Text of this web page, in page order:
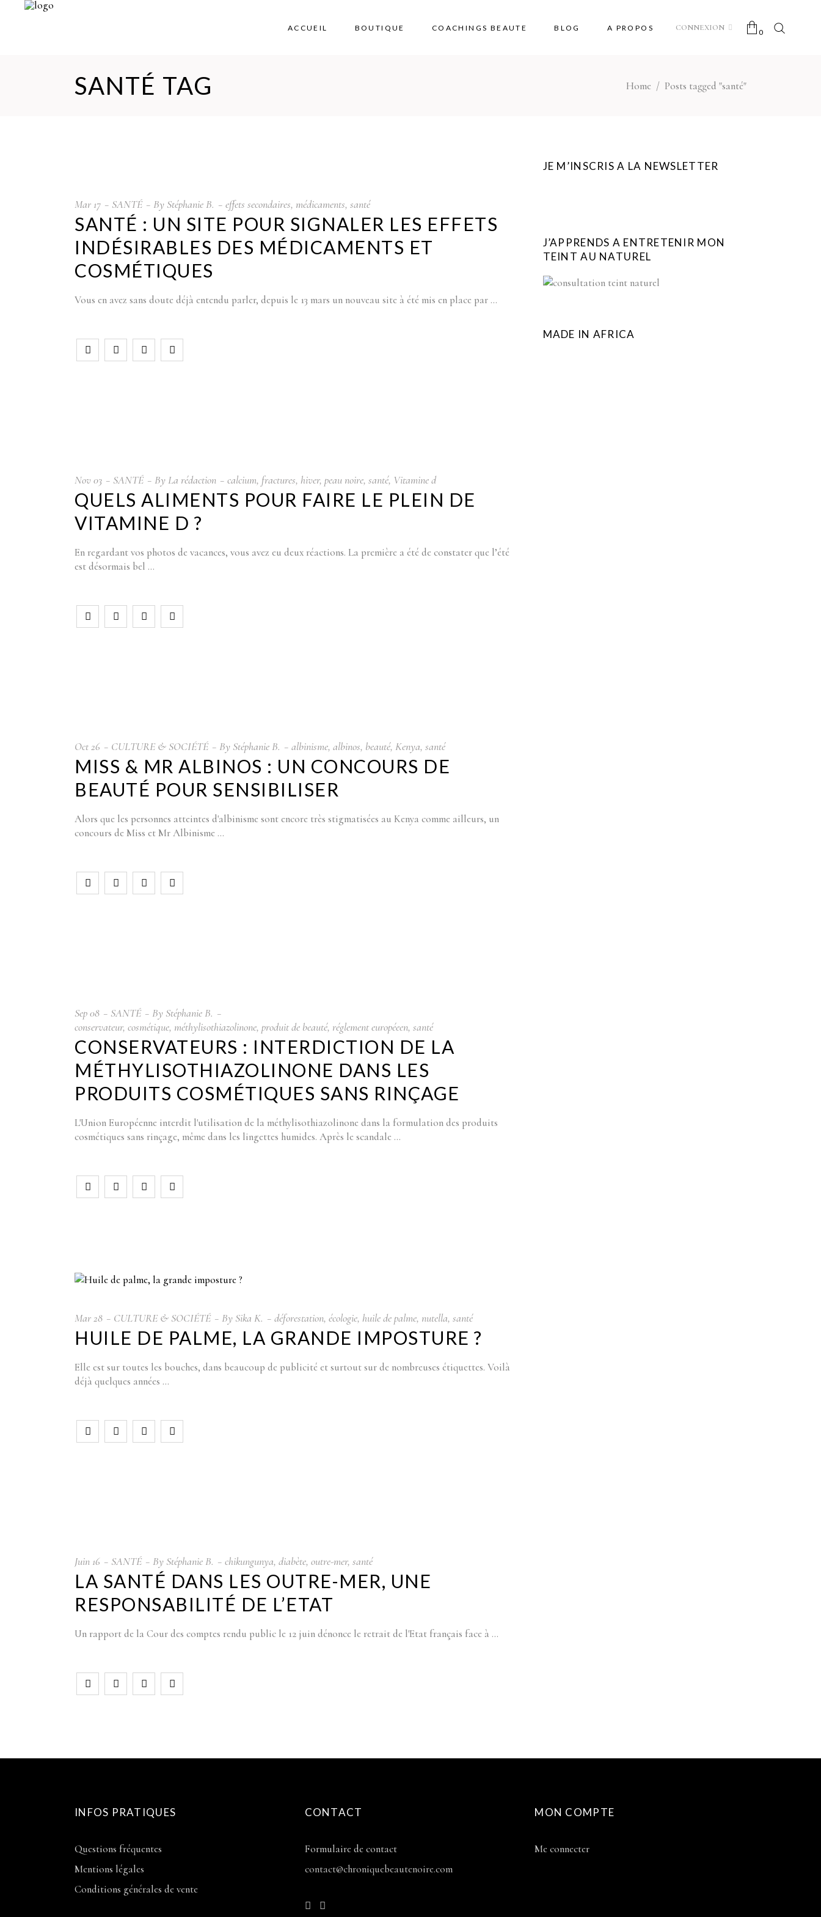
ACCUEIL BOUTIQUE COACHINGS BEAUTE BLOG A PROPOS CONNEXION 0
No products in the cart.
SANTÉ TAG Home / Posts tagged "santé"
Mar 17 SANTÉ By Stéphanie B. effets secondaires, médicaments, santé
SANTÉ : UN SITE POUR SIGNALER LES EFFETS
INDÉSIRABLES DES MÉDICAMENTS ET
COSMÉTIQUES
Vous en avez sans doute déjà entendu parler, depuis le 13 mars un nouveau site à été mis en place par
Nov03 SANTÉ By La rédaction calcium, fractures, hiver, peau noire, santé, Vitamine d
QUELS ALIMENTS POUR FAIRE LE PLEIN DE
VITAMINE D ?
En regardant vos photos de vacances, vous avez eu deux réactions. La première a été de constater que l’été
est désormais bel
Oct26 CULTURE & SOCIÉTÉ By Stéphanie B. albinisme, albinos, beauté, Kenya, santé
MISS & MR ALBINOS : UN CONCOURS DE
BEAUTÉ POUR SENSIBILISER
Alors que les personnes atteintes d'albinisme sont encore très stigmatisées au Kenya comme ailleurs, un
concours de Miss et Mr Albinisme
Sep08 SANTÉ By Stéphanie B.
conservateur, cosmétique, méthylisothiazolinone, produit de beauté, réglement européeen, santé
CONSERVATEURS : INTERDICTION DE LA
MÉTHYLISOTHIAZOLINONE DANS LES
PRODUITS COSMÉTIQUES SANS RINÇAGE
L'Union Européenne interdit l'utilisation de la méthylisothiazolinone dans la formulation des produits
cosmétiques sans rinçage, même dans les lingettes humides. Après le scandale
Mar28 CULTURE & SOCIÉTÉ By Sika K. déforestation, écologie, huile de palme, nutella, santé
HUILE DE PALME, LA GRANDE IMPOSTURE ?
Elle est sur toutes les bouches, dans beaucoup de publicité et surtout sur de nombreuses étiquettes. Voilà
déjà quelques années
Juin 16 SANTÉ By Stéphanie B. chikungunya, diabète, outre-mer, santé
LA SANTÉ DANS LES OUTRE-MER, UNE
RESPONSABILITÉ DE L’ETAT
Un rapport de la Cour des comptes rendu public le 12 juin dénonce le retrait de l'Etat français face à
JE M’INSCRIS A LA NEWSLETTER
J’APPRENDS A ENTRETENIR MON
TEINT AU NATUREL
MADE IN AFRICA
INFOS PRATIQUES
Questions fréquentes
Mentions légales
Conditions générales de vente
CONTACT
Formulaire de contact
contact@chroniquebeautenoire.com
MON COMPTE
Me connecter